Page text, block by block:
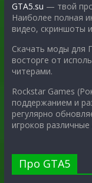
GTA5.su — твой
Наиболее полная
видео, скриншоты
Скачать моды для
восторге от
читерами.
Rockstar Games
поддержанием и
регулярно
игроков
Про GTA5